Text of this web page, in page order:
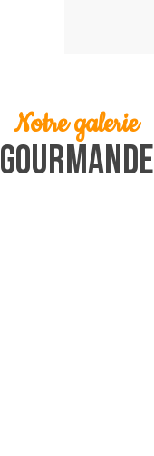
Notre galerie
gourmande